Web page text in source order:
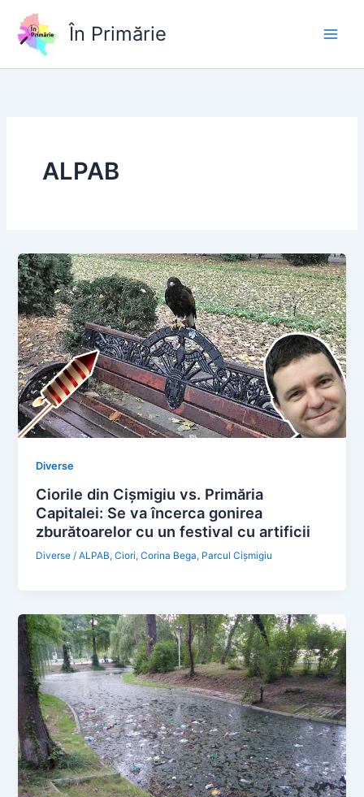
content
În Primărie
ALPAB
Diverse
Ciorile din Cișmigiu vs. Primăria
Capitalei: Se va încerca gonirea
zburătoarelor cu un festival cu artificii
Diverse /ALPAB,Ciori,Corina Bega, Parcul Cișmigiu